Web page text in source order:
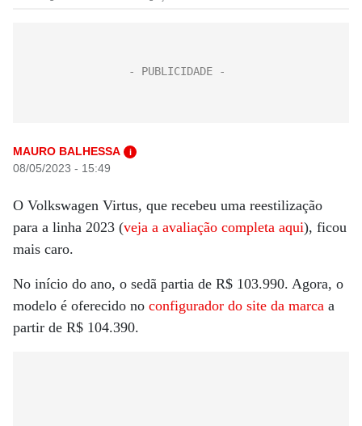
MAURO BALHESSA i
08/05/2023 - 15:49
O Volkswagen Virtus, que recebeu uma reestilização
para a linha 2023 (veja a avaliação completa aqui), ficou
mais caro.
No início do ano, o sedã partia de R$ 103.990. Agora, o
modelo é oferecido no configurador do site da marca a
partir de R$ 104.390.